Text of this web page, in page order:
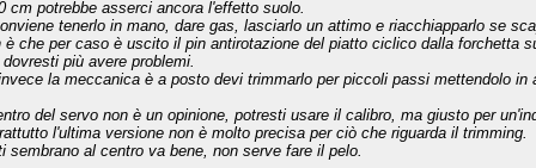
cm potrebbe asserci ancora l'effetto suolo.
tenerlo in mano, dare gas, lasciarlo un attimo e riacchiapparlo se
è che per caso è uscito il pin antirotazione del piatto ciclico dalla forchetta
dovresti più avere problemi.
la meccanica è a posto devi trimmarlo per piccoli passi mettendolo in
del servo non è un opinione, potresti usare il calibro, ma giusto per
l'ultima versione non è molto precisa per ciò che riguarda il trimming.
sembrano al centro va bene, non serve fare il pelo.